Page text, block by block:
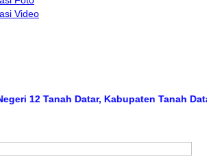
Video
12 Tanah Datar, Kabupaten Tanah